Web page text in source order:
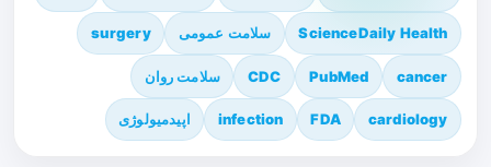
ScienceDaily Health سلامت عمومی surgery
cancer
PubMed
CDC سلامت روان
cardiology
FDA
infection اپیدمیولوژی